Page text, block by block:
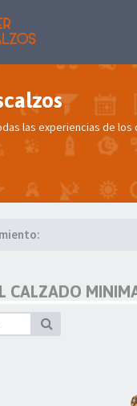
las experiencias de los
CALZADO